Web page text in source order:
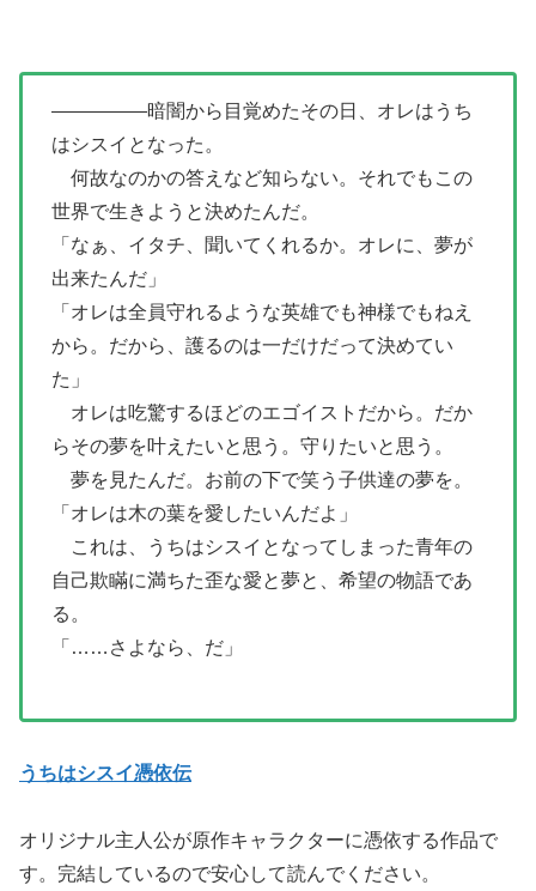
―――――暗闇から目覚めたその日、オレはうち
はシスイとなった。
何故なのかの答えなど知らない。それでもこの
世界で生きようと決めたんだ。
「なぁ、イタチ、聞いてくれるか。オレに、夢が
出来たんだ」
「オレは全員守れるような英雄でも神様でもねえ
から。だから、護るのは一だけだって決めてい
た」
オレは吃驚するほどのエゴイストだから。だか
らその夢を叶えたいと思う。守りたいと思う。
夢を見たんだ。お前の下で笑う子供達の夢を。
「オレは木の葉を愛したいんだよ」
これは、うちはシスイとなってしまった青年の
自己欺瞞に満ちた歪な愛と夢と、希望の物語であ
る。
「……さよなら、だ」
うちはシスイ憑依伝
オリジナル主人公が原作キャラクターに憑依する作品で
す。完結しているので安心して読んでください。